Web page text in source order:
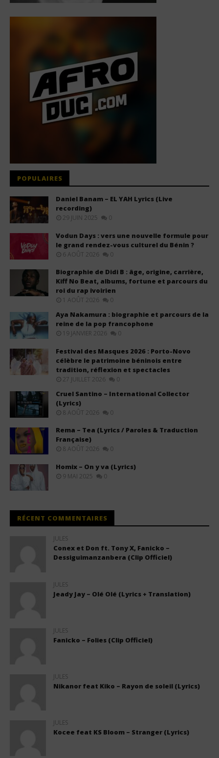
POPULAIRES
Daniel Banam – EL YAH Lyrics (Live
recording)
29 JUIN 2025 0
Vodun Days : vers une nouvelle formule pour
le grand rendez-vous culturel du Bénin ?
6 AOÛT 2026 0
Biographie de Didi B : âge, origine, carrière,
Kiff No Beat, albums, fortune et parcours du
roi du rap ivoirien
1 AOÛT 2026 0
Aya Nakamura : biographie et parcours de la
reine de la pop francophone
19 JANVIER 2026 0
Festival des Masques 2026 : Porto-Novo
célèbre le patrimoine béninois entre
tradition, réflexion et spectacles
27 JUILLET 2026 0
Cruel Santino – International Collector
(Lyrics)
8 AOÛT 2026 0
Rema – Tea (Lyrics / Paroles & Traduction
Française)
8 AOÛT 2026 0
Homix – On y va (Lyrics)
9 MAI 2025 0
RÉCENT COMMENTAIRES
JULES
Conex et Don ft. Tony X, Fanicko –
Dessiguimanzanbera (Clip Officiel)
JULES
Jeady Jay – Olé Olé (Lyrics + Translation)
JULES
Fanicko – Folies (Clip Officiel)
JULES
Nikanor feat Kiko – Rayon de soleil (Lyrics)
JULES
Kocee feat KS Bloom – Stranger (Lyrics)